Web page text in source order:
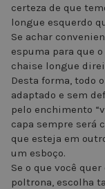
certeza de que
longue esquerdo
Se achar
espuma para que
chaise longue
Desta forma, todo
adaptado e sem
pelo enchimento
capa sempre será
que esteja em
um esboço.
Se o que você
poltrona, escolha